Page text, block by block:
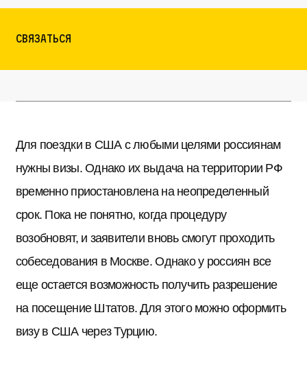
Связаться
Для поездки в США с любыми целями россиянам
нужны визы. Однако их выдача на территории РФ
временно приостановлена на неопределенный
срок. Пока не понятно, когда процедуру
возобновят, и заявители вновь смогут проходить
собеседования в Москве. Однако у россиян все
еще остается возможность получить разрешение
на посещение Штатов. Для этого можно оформить
визу в США через Турцию.